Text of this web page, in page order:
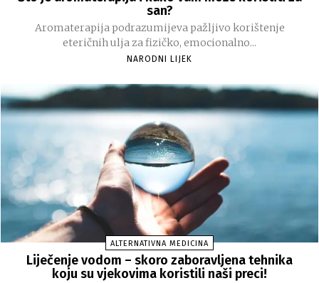
san?
Aromaterapija podrazumijeva pažljivo korištenje
eteričnih ulja za fizičko, emocionalno...
NARODNI LIJEK
ALTERNATIVNA MEDICINA
Liječenje vodom – skoro zaboravljena tehnika
koju su vjekovima koristili naši preci!